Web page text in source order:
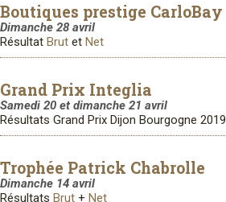
Boutiques prestige CarloBay
Dimanche 28 avril
Résultat Brut et Net
Grand Prix Integlia
Samedi 20 et dimanche 21 avril
Résultats Grand Prix Dijon Bourgogne 2019
Trophée Patrick Chabrolle
Dimanche 14 avril
Résultats Brut + Net